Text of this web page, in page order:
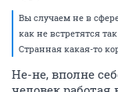
Вы случаем не в
как не встретятся
Странная какая-то
Не-не, вполне